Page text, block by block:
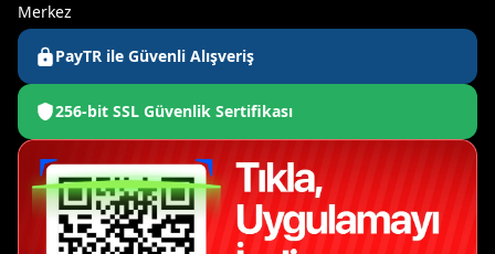
Merkez
PayTR ile Güvenli Alışveriş
256-bit SSL Güvenlik Sertifikası